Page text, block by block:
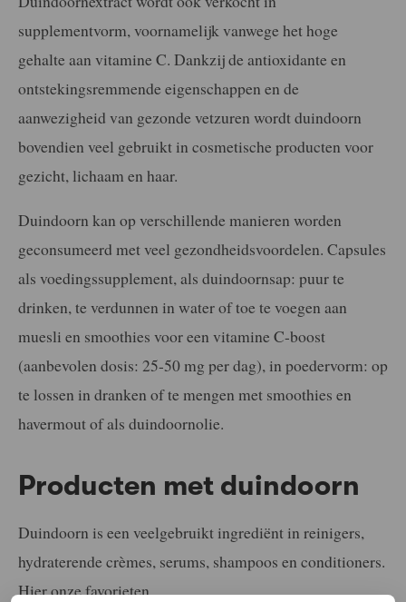
supplementvorm, voornamelijk vanwege het hoge
gehalte aan vitamine C. Dankzij de antioxidante en
ontstekingsremmende eigenschappen en de
aanwezigheid van gezonde vetzuren wordt duindoorn
bovendien veel gebruikt in cosmetische producten voor
gezicht, lichaam en haar.
Duindoorn kan op verschillende manieren worden
geconsumeerd met veel gezondheidsvoordelen. Capsules
als voedingssupplement, als duindoornsap: puur te
drinken, te verdunnen in water of toe te voegen aan
muesli en smoothies voor een vitamine C-boost
(aanbevolen dosis: 25-50 mg per dag), in poedervorm: op
te lossen in dranken of te mengen met smoothies en
havermout of als duindoornolie.
Producten met duindoorn
Duindoorn is een veelgebruikt ingrediënt in reinigers,
hydraterende crèmes, serums, shampoos en conditioners.
Hier onze favorieten.